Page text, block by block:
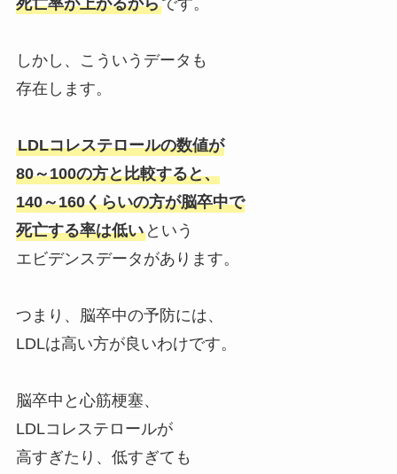
死亡率が上がるからです。
しかし、こういうデータも
存在します。
LDLコレステロールの数値が
80～100の方と比較すると、
140～160くらいの方が脳卒中で
死亡する率は低いという
エビデンスデータがあります。
つまり、脳卒中の予防には、
LDLは高い方が良いわけです。
脳卒中と心筋梗塞、
LDLコレステロールが
高すぎたり、低すぎても